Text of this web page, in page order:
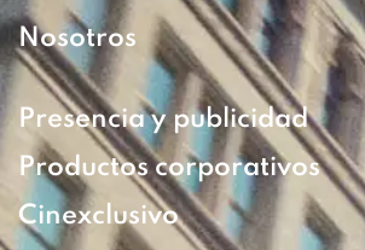
Nosotros
Presencia y publicidad
Productos corporativos
Cinexclusivo